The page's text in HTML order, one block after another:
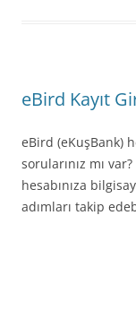
eBird Kayıt
eBird (eKuşBank)
sorularınız mı
hesabınıza
adımları takip